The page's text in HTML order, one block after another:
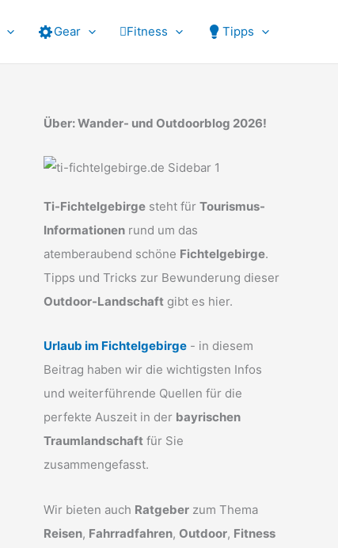
Gear Fitness Tipps
Über: Wander- und Outdoorblog 2026!
Ti-Fichtelgebirge steht für Tourismus-
Informationen rund um das
atemberaubend schöne Fichtelgebirge.
Tipps und Tricks zur Bewunderung dieser
Outdoor-Landschaft gibt es hier.
Urlaub im Fichtelgebirge - in diesem
Beitrag haben wir die wichtigsten Infos
und weiterführende Quellen für die
perfekte Auszeit in der bayrischen
Traumlandschaft für Sie
zusammengefasst.
Wir bieten auch Ratgeber zum Thema
Reisen, Fahrradfahren, Outdoor, Fitness